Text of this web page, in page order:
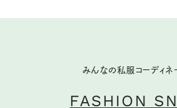
みんなの私服コーディネ
FASHION